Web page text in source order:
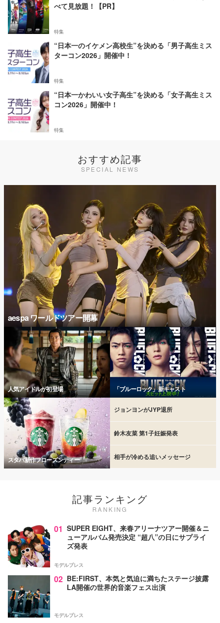
べて見放題！【PR】
特集
“日本一のイケメン高校生”を決める「男子高生ミス
ターコン2026」開催中！
特集
“日本一かわいい女子高生”を決める「女子高生ミス
コン2026」開催中！
特集
おすすめ記事
SPECIAL NEWS
aespa ワールドツアー開幕
人気アイドルが初登場 「ブルーロック」新キャスト
スタバ新作フローズンティー
ジョンヨンがJYP退所
鈴木友菜 第1子妊娠発表
相手が冷める追いメッセージ
記事ランキング
RANKING
01 SUPER EIGHT、来春アリーナツアー開催＆ニ
ューアルバム発売決定 “超八”の日にサプライ
ズ発表
モデルプレス
02 BE:FIRST、本気と気迫に満ちたステージ披露
LA開催の世界的音楽フェス出演
モデルプレス